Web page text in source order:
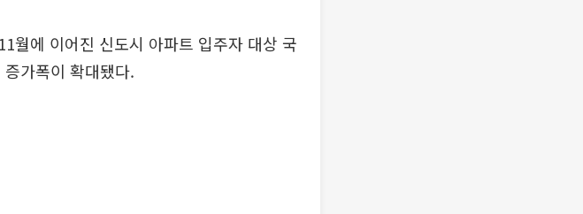
에 이어진 신도시 아파트 입주자 대상 국
가폭이 확대됐다.